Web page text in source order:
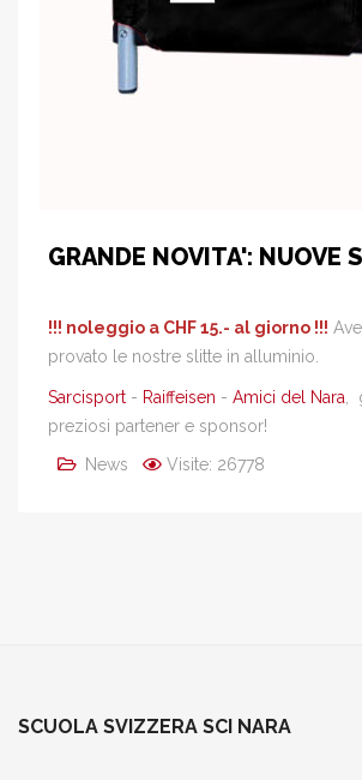
GRANDE NOVITA': NUOVE
!!! noleggio a CHF 15.- al giorno !!!
provato le nostre slitte in alluminio.
Sarcisport - Raiffeisen - Amici del Nara
preziosi partener e sponsor!
News
Visite: 26778
SCUOLA SVIZZERA SCI NARA